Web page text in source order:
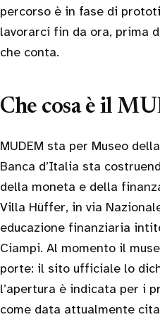
percorso è in fase di
lavorarci fin da ora, prima
che conta.
Che cosa è il
MUDEM sta per Museo
Banca d’Italia sta
della moneta e della
Villa Hüffer, in via
educazione finanziaria
Ciampi. Al momento il
porte: il sito ufficiale lo
l’apertura è indicata per i
come data attualmente